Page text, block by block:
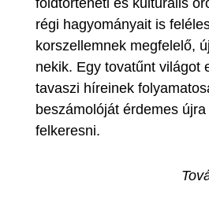
földtörténeti és kulturális
régi hagyományait is
korszellemnek megfelelő,
nekik. Egy tovatűnt világot
tavaszi híreinek
beszámolóját érdemes
felkeresni.